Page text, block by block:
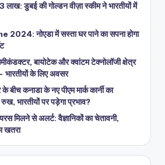
लाख: डुबई की गोल्डन वीज़ा स्कीम ने भारतीयों में
नोएडा में सस्ता घर पाने का सपना होगा
बायोटेक और क्वांटम टेक्नोलॉजी क्षेत्र
भारतीयों के लिए अवसर
बीच कनाडा के नए पीएम मार्क कार्नी का
भारतीयों पर पड़ेगा प्रभाव?
मिलने से अलर्ट: वैज्ञानिकों का चेतावनी,
खतरा